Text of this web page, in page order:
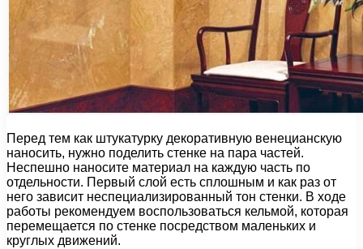
Перед тем как штукатурку декоративную венецианскую
наносить, нужно поделить стенке на пара частей.
Неспешно наносите материал на каждую часть по
отдельности. Первый слой есть сплошным и как раз от
него зависит неспециализированный тон стенки. В ходе
работы рекомендуем воспользоваться кельмой, которая
перемещается по стенке посредством маленьких и
круглых движений.